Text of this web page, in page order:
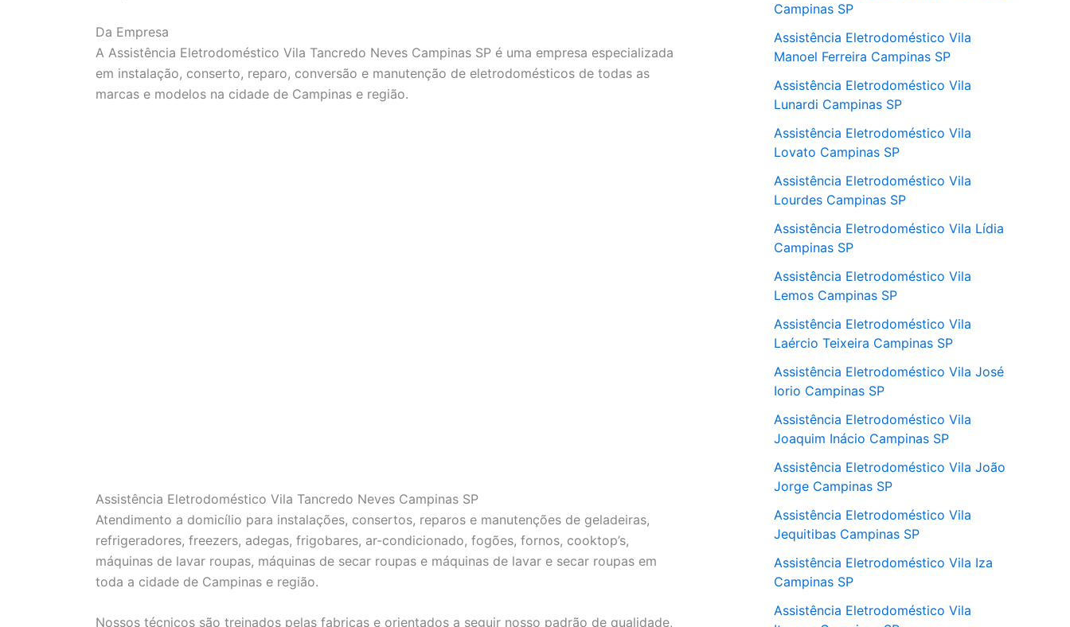
Da Empresa
A Assistência Eletrodoméstico Vila Tancredo Neves Campinas SP é uma empresa especializada
em instalação, conserto, reparo, conversão e manutenção de eletrodomésticos de todas as
marcas e modelos na cidade de Campinas e região.
Assistência Eletrodoméstico Vila Tancredo Neves Campinas SP
Atendimento a domicílio para instalações, consertos, reparos e manutenções de geladeiras,
refrigeradores, freezers, adegas, frigobares, ar-condicionado, fogões, fornos, cooktop’s,
máquinas de lavar roupas, máquinas de secar roupas e máquinas de lavar e secar roupas em
toda a cidade de Campinas e região.
Nossos técnicos são treinados pelas fabricas e orientados a seguir nosso padrão de qualidade,
Campinas SP
Assistência Eletrodoméstico Vila
Manoel Ferreira Campinas SP
Assistência Eletrodoméstico Vila
Lunardi Campinas SP
Assistência Eletrodoméstico Vila
Lovato Campinas SP
Assistência Eletrodoméstico Vila
Lourdes Campinas SP
Assistência Eletrodoméstico Vila Lídia
Campinas SP
Assistência Eletrodoméstico Vila
Lemos Campinas SP
Assistência Eletrodoméstico Vila
Laércio Teixeira Campinas SP
Assistência Eletrodoméstico Vila José
Iorio Campinas SP
Assistência Eletrodoméstico Vila
Joaquim Inácio Campinas SP
Assistência Eletrodoméstico Vila João
Jorge Campinas SP
Assistência Eletrodoméstico Vila
Jequitibas Campinas SP
Assistência Eletrodoméstico Vila Iza
Campinas SP
Assistência Eletrodoméstico Vila